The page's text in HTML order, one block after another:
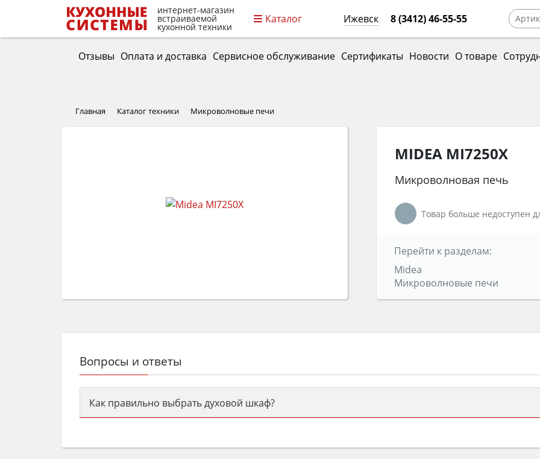
интернет-магазин
встраиваемой
кухонной техники
Каталог Ижевск 8 (3412) 46-55-55
Отзывы Оплата и доставка Сервисное обслуживание Сертификаты Новости О товаре
Главная Каталог техники Микроволновые печи
MIDEA MI7250X
Микроволновая печь
Товар больше недоступен
Перейти к разделам:
Midea
Микроволновые печи
Вопросы и ответы
Как правильно выбрать духовой шкаф?
семьи, класс энергопотребления не ниже A и нужные функции (конвекция, гриль,